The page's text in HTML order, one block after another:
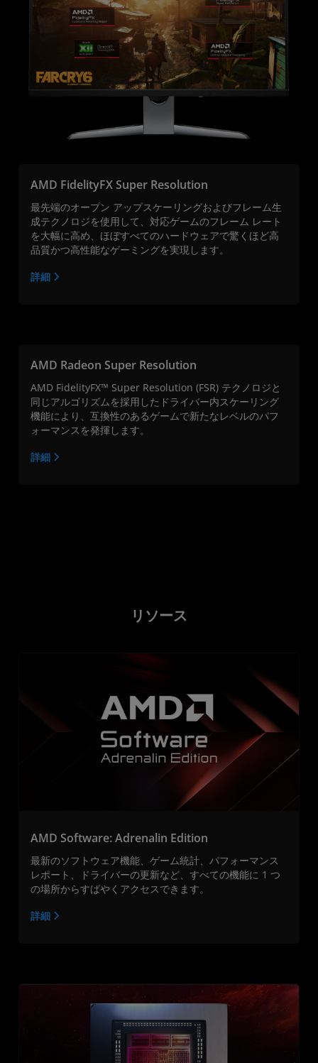
AMD FidelityFX Super Resolution
最先端のオープン アップスケーリングおよびフレーム生
成テクノロジを使用して、対応ゲームのフレーム レート
を大幅に高め、ほぼすべてのハードウェアで驚くほど高
品質かつ高性能なゲーミングを実現します。
詳細
AMD Radeon Super Resolution
AMD FidelityFX™ Super Resolution (FSR) テクノロジと
同じアルゴリズムを採用したドライバー内スケーリング
機能により、互換性のあるゲームで新たなレベルのパフ
ォーマンスを発揮します。
詳細
リソース
AMD Software: Adrenalin Edition
最新のソフトウェア機能、ゲーム統計、パフォーマンス
レポート、ドライバーの更新など、すべての機能に 1 つ
の場所からすばやくアクセスできます。
詳細